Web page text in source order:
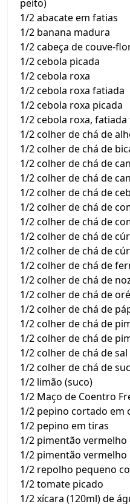
peito)
1/2 abacate em fatias
1/2 banana madura
1/2 cabeça de couve-
1/2 cebola picada
1/2 cebola roxa
1/2 cebola roxa fatiada
1/2 cebola roxa picada
1/2 cebola roxa,
1/2 colher de chá de
1/2 colher de chá de
1/2 colher de chá de
1/2 colher de chá de
1/2 colher de chá de
1/2 colher de chá de
1/2 colher de chá de
1/2 colher de chá de
1/2 colher de chá de
1/2 colher de chá de
1/2 colher de chá de
1/2 colher de chá de
1/2 colher de chá de
1/2 colher de chá de
1/2 colher de chá de
1/2 colher de chá de sal
1/2 colher de chá de
1/2 limão (suco)
1/2 Maço de Coentro
1/2 pepino cortado em
1/2 pepino em tiras
1/2 pimentão vermelho
1/2 pimentão vermelho
1/2 repolho pequeno
1/2 tomate picado
1/2 xícara (120ml) de